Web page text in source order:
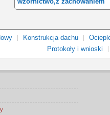
Konstrukcja dachu
Protokoły i wnioski